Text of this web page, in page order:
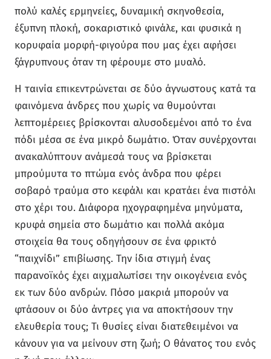
πολύ καλές ερμηνείες, δυναμική σκηνοθεσία,
έξυπνη πλοκή, σοκαριστικό φινάλε, και φυσικά η
κορυφαία μορφή-φιγούρα που μας έχει αφήσει
ξάγρυπνους όταν τη φέρουμε στο μυαλό.
Η ταινία επικεντρώνεται σε δύο άγνωστους κατά τα
φαινόμενα άνδρες που χωρίς να θυμούνται
λεπτομέρειες βρίσκονται αλυσοδεμένοι από το ένα
πόδι μέσα σε ένα μικρό δωμάτιο. Όταν συνέρχονται
ανακαλύπτουν ανάμεσά τους να βρίσκεται
μπρούμυτα το πτώμα ενός άνδρα που φέρει
σοβαρό τραύμα στο κεφάλι και κρατάει ένα πιστόλι
στο χέρι του. Διάφορα ηχογραφημένα μηνύματα,
κρυφά σημεία στο δωμάτιο και πολλά ακόμα
στοιχεία θα τους οδηγήσουν σε ένα φρικτό
“παιχνίδι” επιβίωσης. Την ίδια στιγμή ένας
παρανοϊκός έχει αιχμαλωτίσει την οικογένεια ενός
εκ των δύο ανδρών. Πόσο μακριά μπορούν να
φτάσουν οι δύο άντρες για να αποκτήσουν την
ελευθερία τους; Τι θυσίες είναι διατεθειμένοι να
κάνουν για να μείνουν στη ζωή; Ο θάνατος του ενός